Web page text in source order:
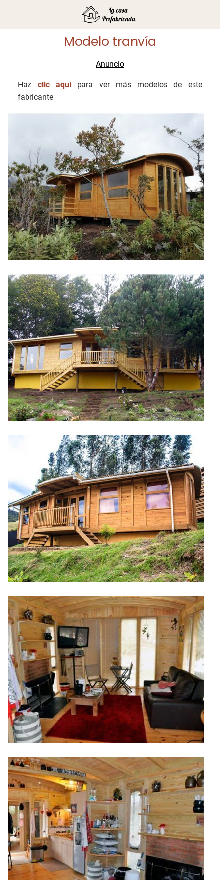
Modelo tranvía
Haz clic aquípara ver más modelos de este
fabricante